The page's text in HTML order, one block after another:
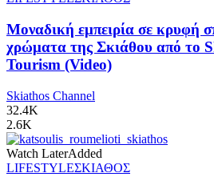
Μοναδική εμπειρία σε κρυφή
χρώματα της Σκιάθου από το
Tourism (Video)
Skiathos Channel
32.4K
2.6K
Watch LaterAdded
LIFESTYLEΣΚΙΑΘΟΣ